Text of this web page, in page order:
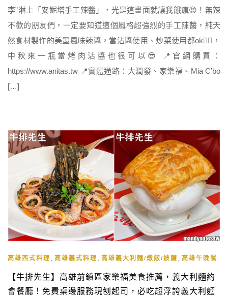
李”淋上「安妮塔手工辣醬」，光是這畫面就讓我餓瘋😍！無辣
不歡的朋友們，一定要知道這個風格超強烈的手工辣醬，純天
然食材製作的美墨風味辣醬，當沾醬使用、炒菜使用都ok👌🏻，
中秋來一瓶當烤肉沾醬也很可以😎 📍官網購買：
https://www.anitas.tw 📍實體通路：大潤發、家樂福、Mia C’bo
[…]
高雄西式料理 高雄義式料理 高雄義大利麵/燉飯/披薩 高雄午晚餐
【牛排先生】高雄前鎮區家樂福美食推薦，義大利麵約
會餐廳！免費桌邊服務現刨起司，必吃超浮誇義大利麵